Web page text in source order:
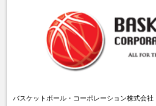
バスケットボール・コーポレーション株式会社